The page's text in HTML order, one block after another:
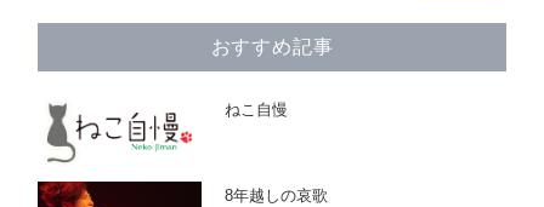
おすすめ記事
ねこ自慢
8年越しの哀歌